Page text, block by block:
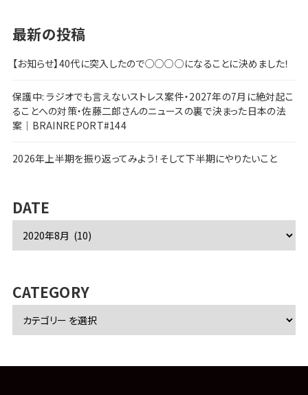
最新の投稿
【お知らせ】40代に突入したので○○○○になることに決めました！
保護中: ラジオでも言えないストレス案件・2027年の7月に絶対起こ
ることへの対策・佐藤二郎さんのニュースの裏で決まった日本の法
案｜BRAINREPORT#144
2026年上半期を振り返ってみよう！そして下半期にやりたいこと
DATE
カ
ブ
CATEGORY